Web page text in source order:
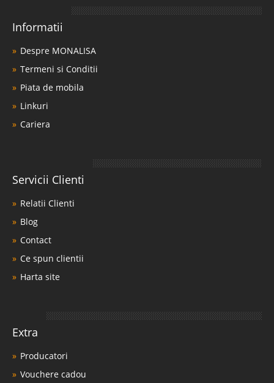
Informatii
Despre MONALISA
Termeni si Conditii
Piata de mobila
Linkuri
Cariera
Servicii Clienti
Relatii Clienti
Blog
Contact
Ce spun clientii
Harta site
Extra
Producatori
Vouchere cadou